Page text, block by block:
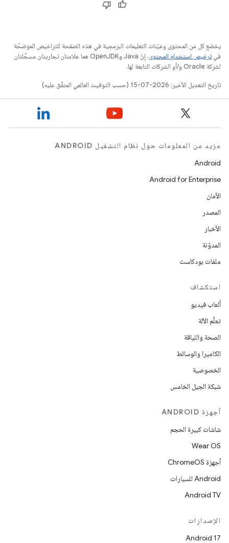
يخضع كل من المحتوى وعيّنات التعليمات البرمجية في هذه الصفحة للتراخيص الموضحّة
فيترخيص استخدام المحتوى
. إنّ Java وOpenJDK هما علامتان تجاريتان مسجَّلتان
لشركة Oracle و/أو الشركات التابعة لها.
تاريخ التعديل الأخير: 2026-07-15 (حسب التوقيت العالمي المتفَّق عليه)
مزيد من المعلومات حول نظام التشغيل ANDROID
Android
Android for Enterprise
الأمان
المصدر
الأخبار
المدوّنة
ملفات بودكاست
استكشاف
ألعاب فيديو
تعلُم الآلة
الصحة واللياقة
الكاميرا والوسائط
الخصوصية
شبكة الجيل الخامس
أجهزة ANDROID
شاشات كبيرة الحجم
Wear OS
أجهزة ChromeOS
Android للسيارات
Android TV
الإصدارات
Android 17